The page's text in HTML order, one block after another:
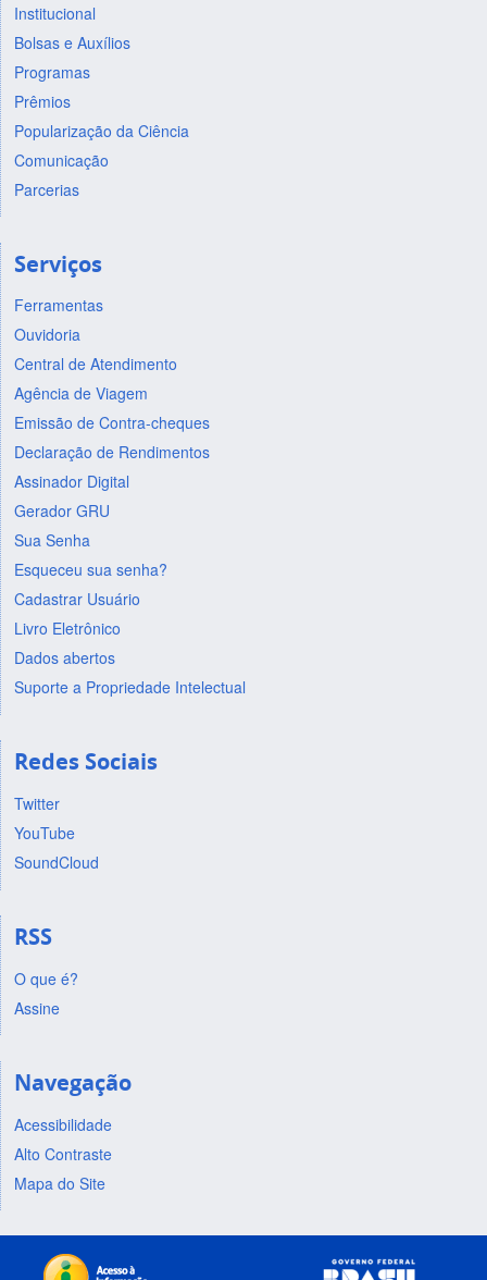
Institucional
Bolsas e Auxílios
Programas
Prêmios
Popularização da Ciência
Comunicação
Parcerias
Serviços
Ferramentas
Ouvidoria
Central de Atendimento
Agência de Viagem
Emissão de Contra-cheques
Declaração de Rendimentos
Assinador Digital
Gerador GRU
Sua Senha
Esqueceu sua senha?
Cadastrar Usuário
Livro Eletrônico
Dados abertos
Suporte a Propriedade Intelectual
Redes Sociais
Twitter
YouTube
SoundCloud
RSS
O que é?
Assine
Navegação
Acessibilidade
Alto Contraste
Mapa do Site